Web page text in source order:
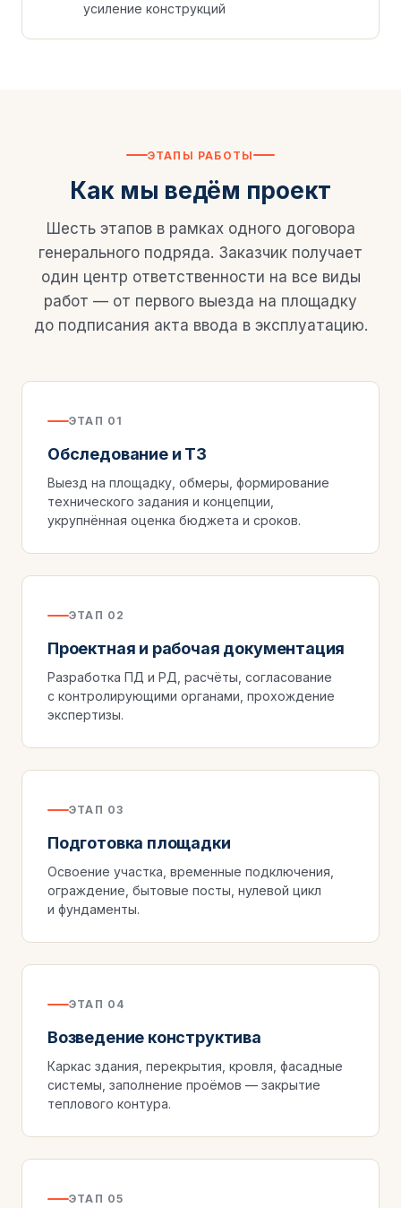
усиление конструкций
ЭТАПЫ РАБОТЫ
Как мы ведём проект
Шесть этапов в рамках одного договора
генерального подряда. Заказчик получает
один центр ответственности на все виды
работ — от первого выезда на площадку
до подписания акта ввода в эксплуатацию.
ЭТАП 01
Обследование и ТЗ
Выезд на площадку, обмеры, формирование
технического задания и концепции,
укрупнённая оценка бюджета и сроков.
ЭТАП 02
Проектная и рабочая документация
Разработка ПД и РД, расчёты, согласование
с контролирующими органами, прохождение
экспертизы.
ЭТАП 03
Подготовка площадки
Освоение участка, временные подключения,
ограждение, бытовые посты, нулевой цикл
и фундаменты.
ЭТАП 04
Возведение конструктива
Каркас здания, перекрытия, кровля, фасадные
системы, заполнение проёмов — закрытие
теплового контура.
ЭТАП 05